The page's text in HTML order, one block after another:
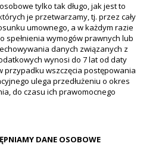
tylko tak długo, jak jest to
je przetwarzamy, tj. przez cały
umownego, a w każdym razie
spełnienia wymogów prawnych lub
danych związanych z
wynosi do 7 lat od daty
przypadku wszczęcia postępowania
ulega przedłużeniu o okres
do czasu ich prawomocnego
DANE OSOBOWE